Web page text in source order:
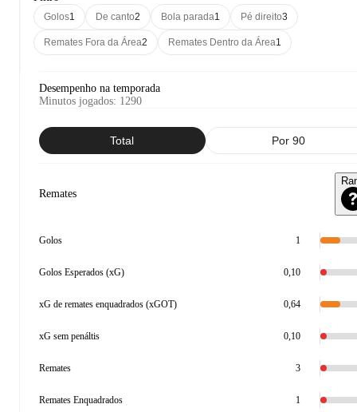
Golos1 De canto2 Bola parada1 Pé direito3
Remates Fora da Área2 Remates Dentro da Área1
Desempenho na temporada
Minutos jogados: 1290
Total Por 90
Remates
Golos 1
Golos Esperados (xG) 0,10
xG de remates enquadrados (xGOT) 0,64
xG sem penáltis 0,10
Remates 3
Remates Enquadrados 1